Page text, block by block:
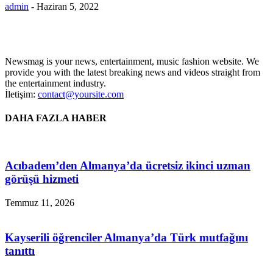
admin - Haziran 5, 2022
Newsmag is your news, entertainment, music fashion website. We
provide you with the latest breaking news and videos straight from
the entertainment industry.
İletişim: contact@yoursite.com
DAHA FAZLA HABER
Acıbadem’den Almanya’da ücretsiz ikinci uzman
görüşü hizmeti
Temmuz 11, 2026
Kayserili öğrenciler Almanya’da Türk mutfağını
tanıttı